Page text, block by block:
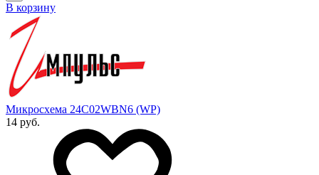
В корзину
Микросхема 24C02WBN6 (WP)
14 руб.